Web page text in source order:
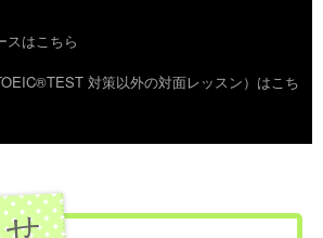
スはこちら
対策以外の対面レッスン）はこち